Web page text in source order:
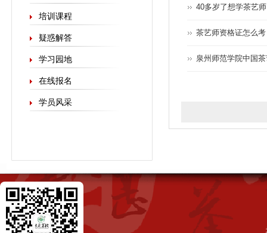
培训课程
疑惑解答
学习园地
在线报名
学员风采
40多岁了想学茶艺
茶艺师资格证怎么
泉州师范学院中国